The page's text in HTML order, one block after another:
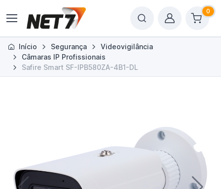
0
Início Segurança
Videovigilância
Câmaras IP Profissionais
Safire Smart SF-IPB580ZA-4B1-DL